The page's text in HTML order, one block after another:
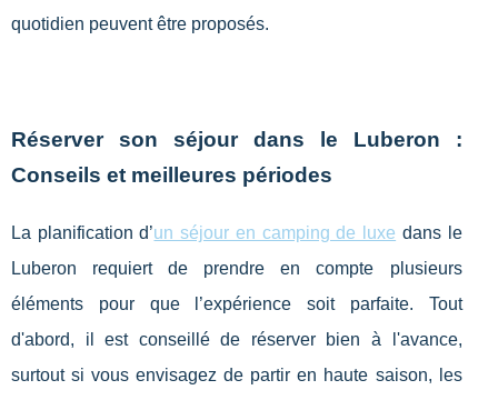
quotidien peuvent être proposés.
Réserver son séjour dans le Luberon :
Conseils et meilleures périodes
La planification d’un séjour en camping de luxe dans le
Luberon requiert de prendre en compte plusieurs
éléments pour que l’expérience soit parfaite. Tout
d'abord, il est conseillé de réserver bien à l'avance,
surtout si vous envisagez de partir en haute saison, les